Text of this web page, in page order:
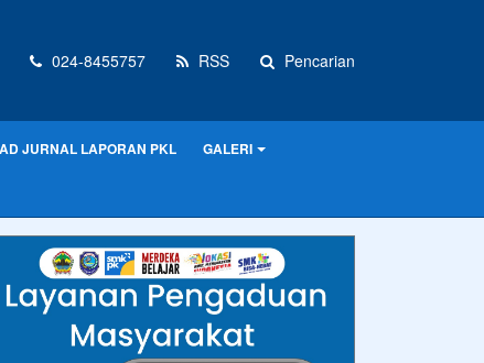
024-8455757 RSS Pencarian
JURNAL LAPORAN PKL GALERI